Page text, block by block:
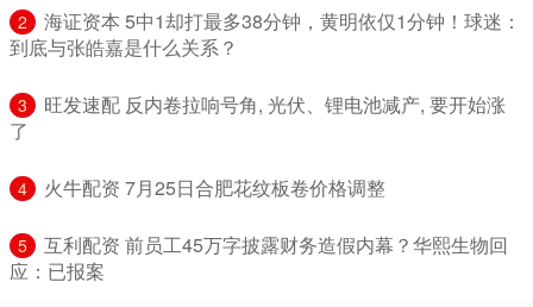
2
​海证资本 5中1却打最多38分钟，黄明依仅1分钟！球迷：
到底与张皓嘉是什么关系？
3
​旺发速配 反内卷拉响号角, 光伏、锂电池减产, 要开始涨
了
4 ​火牛配资 7月25日合肥花纹板卷价格调整
5
​互利配资 前员工45万字披露财务造假内幕？华熙生物回
应：已报案